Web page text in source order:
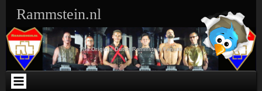
inhoud
Rammstein.nl
The Original Dutch Rammstein Fansite